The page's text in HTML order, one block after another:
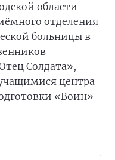
области
отделения
больницы в
Солдата»,
центра
«Воин»